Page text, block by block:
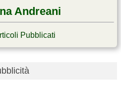
Andreani
Pubblicati